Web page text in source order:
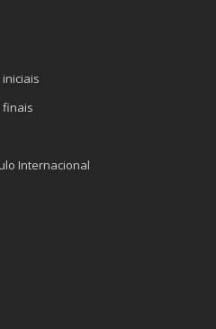
finais
Internacional